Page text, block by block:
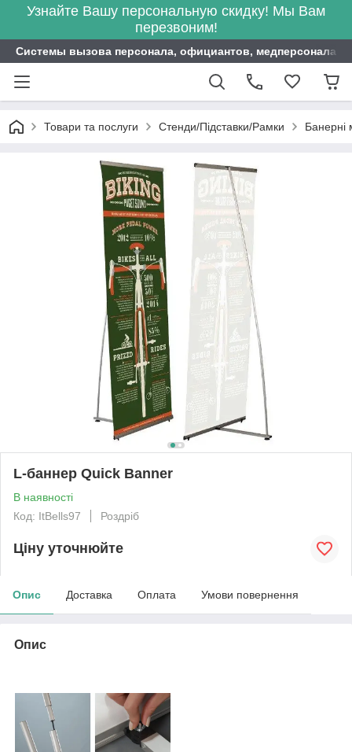
Узнайте Вашу персональную скидку! Мы Вам
перезвоним!
Системы вызова персонала, официантов, медперсонала
Товари та послуги Стенди/Підставки/Рамки Банерні
L-баннер Quick Banner
В наявності
Код: ItBells97
Роздріб
Ціну уточнюйте
Опис Доставка Оплата Умови повернення
Опис